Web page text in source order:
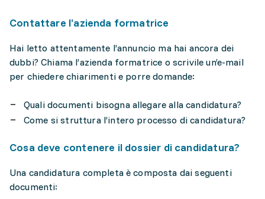
Contattare l’azienda formatrice
Hai letto attentamente l’annuncio ma hai ancora dei
dubbi? Chiama l’azienda formatrice o scrivile un’e-mail
per chiedere chiarimenti e porre domande:
Quali documenti bisogna allegare alla candidatura?
Come si struttura l’intero processo di candidatura?
Cosa deve contenere il dossier di candidatura?
Una candidatura completa è composta dai seguenti
documenti: